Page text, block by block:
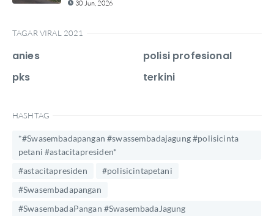
30 Jun, 2026
TAGAR VIRAL 2021
anies
pks
polisi profesional
terkini
HASHTAG
*#Swasembadapangan #swassembadajagung #polisicinta
petani #astacitapresiden*
#astacitapresiden
#polisicintapetani
#Swasembadapangan
#SwasembadaPangan #SwasembadaJagung